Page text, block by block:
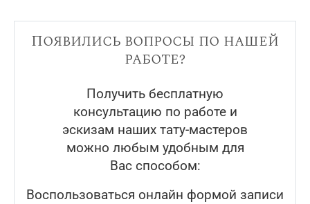
Появились вопросы по нашей
работе?
Получить бесплатную
консультацию по работе и
эскизам наших тату-мастеров
можно любым удобным для
Вас способом:
Воспользоваться онлайн формой записи